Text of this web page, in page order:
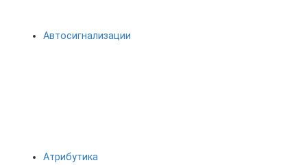
Автосигнализации
Атрибутика